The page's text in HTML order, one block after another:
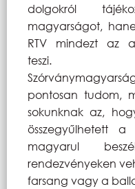
dolgokról
magyarságot,
RTV mindezt az
teszi.
pontosan tudom,
sokunknak az,
összegyűlhetett
magyarul
rendezvényeken
farsang vagy a